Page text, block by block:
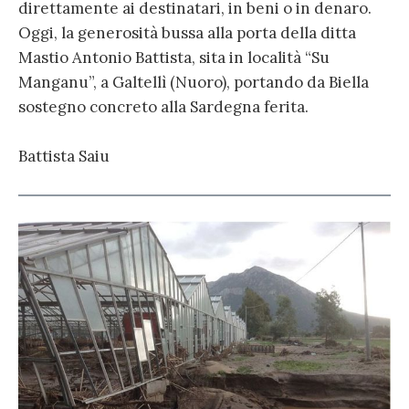
direttamente ai destinatari, in beni o in denaro.
Oggi, la generosità bussa alla porta della ditta
Mastio Antonio Battista, sita in località “Su
Manganu”, a Galtellì (Nuoro), portando da Biella
sostegno concreto alla Sardegna ferita.
Battista Saiu